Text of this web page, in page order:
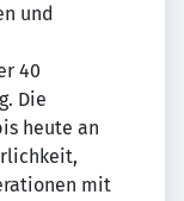
und
40
Die
heute an
mit